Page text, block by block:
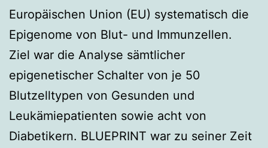
Europäischen Union (EU) systematisch die
Epigenome von Blut- und Immunzellen.
Ziel war die Analyse sämtlicher
epigenetischer Schalter von je 50
Blutzelltypen von Gesunden und
Leukämiepatienten sowie acht von
Diabetikern. BLUEPRINT war zu seiner Zeit